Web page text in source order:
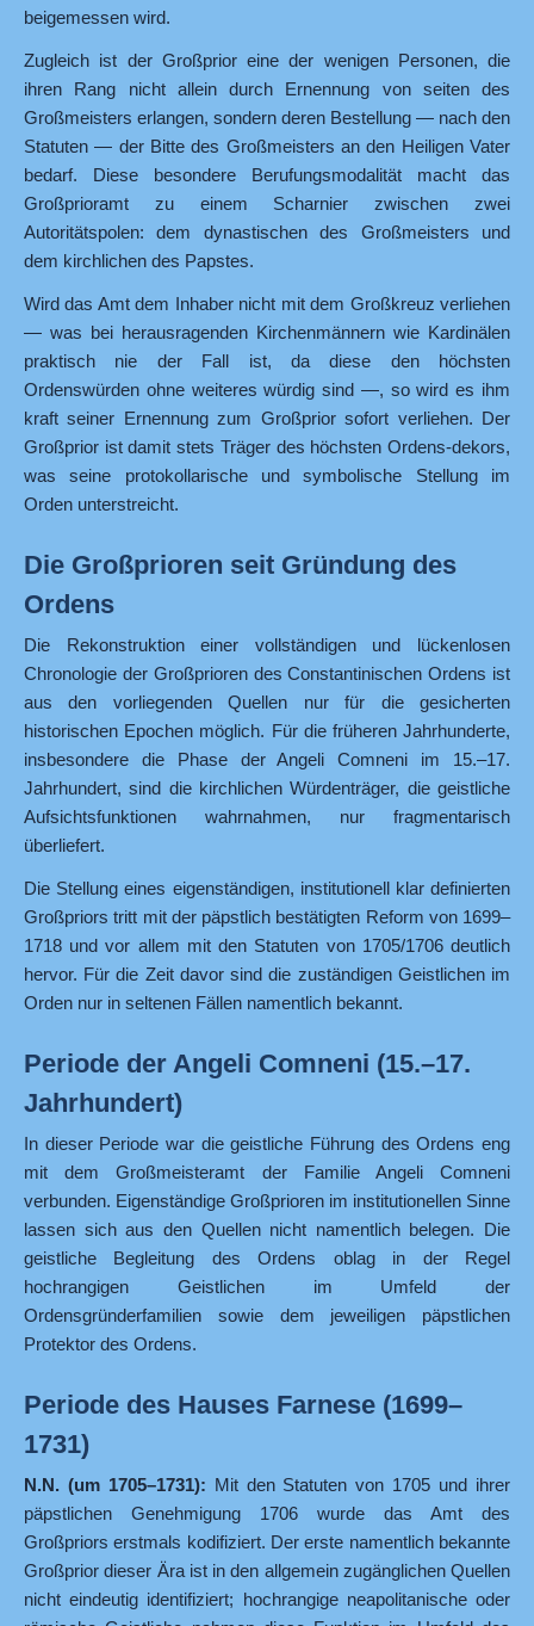
beigemessen wird.
Zugleich ist der Großprior eine der wenigen Personen, die
ihren Rang nicht allein durch Ernennung von seiten des
Großmeisters erlangen, sondern deren Bestellung — nach den
Statuten — der Bitte des Großmeisters an den Heiligen Vater
bedarf. Diese besondere Berufungsmodalität macht das
Großprioramt zu einem Scharnier zwischen zwei
Autoritätspolen: dem dynastischen des Großmeisters und
dem kirchlichen des Papstes.
Wird das Amt dem Inhaber nicht mit dem Großkreuz verliehen
— was bei herausragenden Kirchenmännern wie Kardinälen
praktisch nie der Fall ist, da diese den höchsten
Ordenswürden ohne weiteres würdig sind —, so wird es ihm
kraft seiner Ernennung zum Großprior sofort verliehen. Der
Großprior ist damit stets Träger des höchsten Ordens-dekors,
was seine protokollarische und symbolische Stellung im
Orden unterstreicht.
Die Großprioren seit Gründung des
Ordens
Die Rekonstruktion einer vollständigen und lückenlosen
Chronologie der Großprioren des Constantinischen Ordens ist
aus den vorliegenden Quellen nur für die gesicherten
historischen Epochen möglich. Für die früheren Jahrhunderte,
insbesondere die Phase der Angeli Comneni im 15.–17.
Jahrhundert, sind die kirchlichen Würdenträger, die geistliche
Aufsichtsfunktionen wahrnahmen, nur fragmentarisch
überliefert.
Die Stellung eines eigenständigen, institutionell klar definierten
Großpriors tritt mit der päpstlich bestätigten Reform von 1699–
1718 und vor allem mit den Statuten von 1705/1706 deutlich
hervor. Für die Zeit davor sind die zuständigen Geistlichen im
Orden nur in seltenen Fällen namentlich bekannt.
Periode der Angeli Comneni (15.–17.
Jahrhundert)
In dieser Periode war die geistliche Führung des Ordens eng
mit dem Großmeisteramt der Familie Angeli Comneni
verbunden. Eigenständige Großprioren im institutionellen Sinne
lassen sich aus den Quellen nicht namentlich belegen. Die
geistliche Begleitung des Ordens oblag in der Regel
hochrangigen Geistlichen im Umfeld der
Ordensgründerfamilien sowie dem jeweiligen päpstlichen
Protektor des Ordens.
Periode des Hauses Farnese (1699–
1731)
N.N. (um 1705–1731): Mit den Statuten von 1705 und ihrer
päpstlichen Genehmigung 1706 wurde das Amt des
Großpriors erstmals kodifiziert. Der erste namentlich bekannte
Großprior dieser Ära ist in den allgemein zugänglichen Quellen
nicht eindeutig identifiziert; hochrangige neapolitanische oder